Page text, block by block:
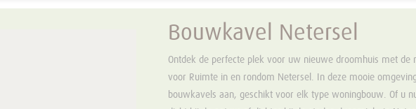
Bouwkavel Netersel
Ontdek de perfecte plek voor uw nieuwe droomhuis met de
voor Ruimte in en rondom Netersel. In deze mooie
bouwkavels aan, geschikt voor elk type woningbouw. Of u